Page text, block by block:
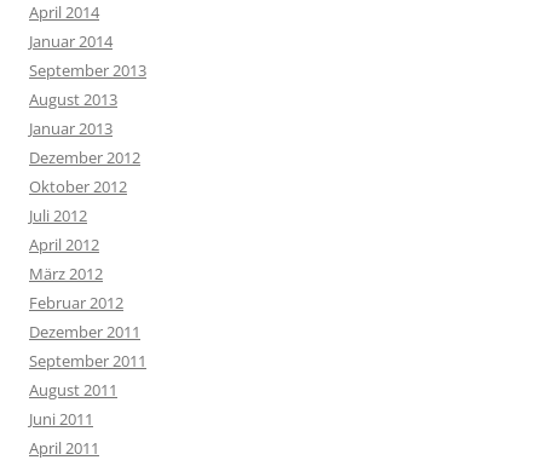
April 2014
Januar 2014
September 2013
August 2013
Januar 2013
Dezember 2012
Oktober 2012
Juli 2012
April 2012
März 2012
Februar 2012
Dezember 2011
September 2011
August 2011
Juni 2011
April 2011